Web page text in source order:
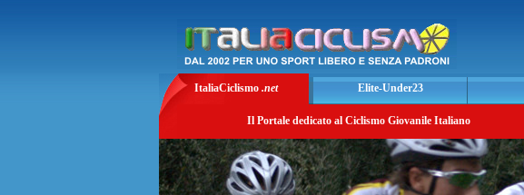
ItaliaCiclismo .net Elite-Under23
Il Portale dedicato al Ciclismo Giovanile Italiano